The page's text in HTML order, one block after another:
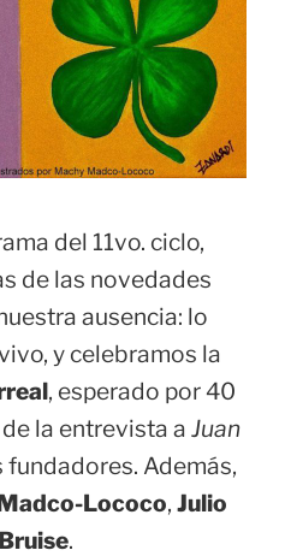
del 11vo. ciclo,
de las novedades
ausencia: lo
y celebramos la
, esperado por 40
la entrevista a Juan
fundadores. Además,
Lococo, Julio
.